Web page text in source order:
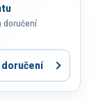
doručení